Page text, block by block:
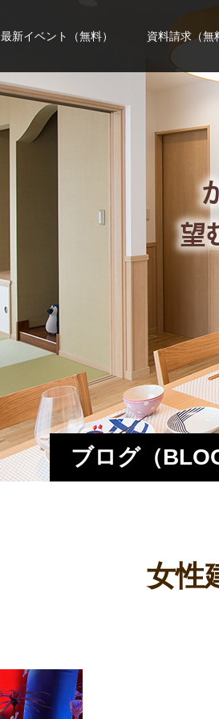
最新イベント（無料） 資料請求（無
ブログ（
女性